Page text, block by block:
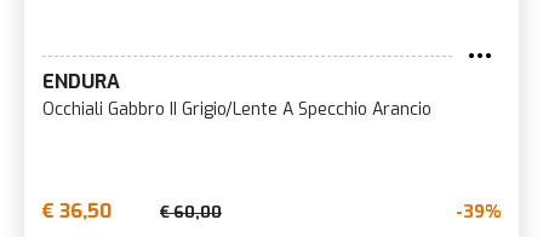
ENDURA
Occhiali Gabbro II Grigio/Lente A Specchio Arancio
€ 36,50 € 60,00 -39%